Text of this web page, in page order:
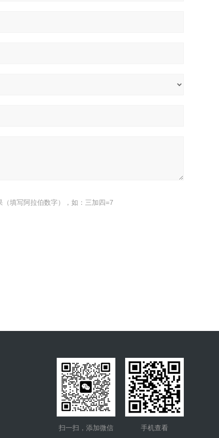
（填写阿拉伯数字），如：三加四=7
手机查看
扫一扫，添加微信